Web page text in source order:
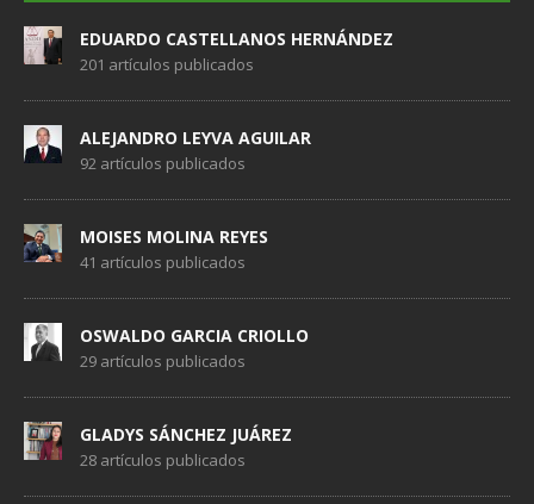
EDUARDO CASTELLANOS HERNÁNDEZ
201 artículos publicados
ALEJANDRO LEYVA AGUILAR
92 artículos publicados
MOISES MOLINA REYES
41 artículos publicados
OSWALDO GARCIA CRIOLLO
29 artículos publicados
GLADYS SÁNCHEZ JUÁREZ
28 artículos publicados